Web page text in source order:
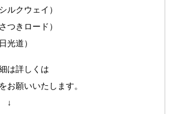
ルクウェイ）
つきロード）
光道）
は詳しくは
お願いいたします。